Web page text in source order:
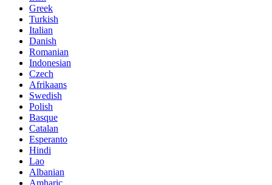
Greek
Turkish
Italian
Danish
Romanian
Indonesian
Czech
Afrikaans
Swedish
Polish
Basque
Catalan
Esperanto
Hindi
Lao
Albanian
Amharic